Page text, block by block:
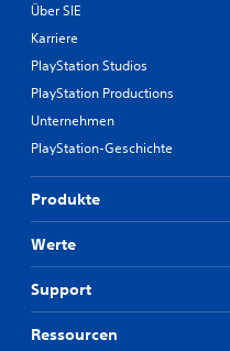
Über SIE
Karriere
PlayStation Studios
PlayStation Productions
Unternehmen
PlayStation-Geschichte
Produkte
Werte
Support
Ressourcen